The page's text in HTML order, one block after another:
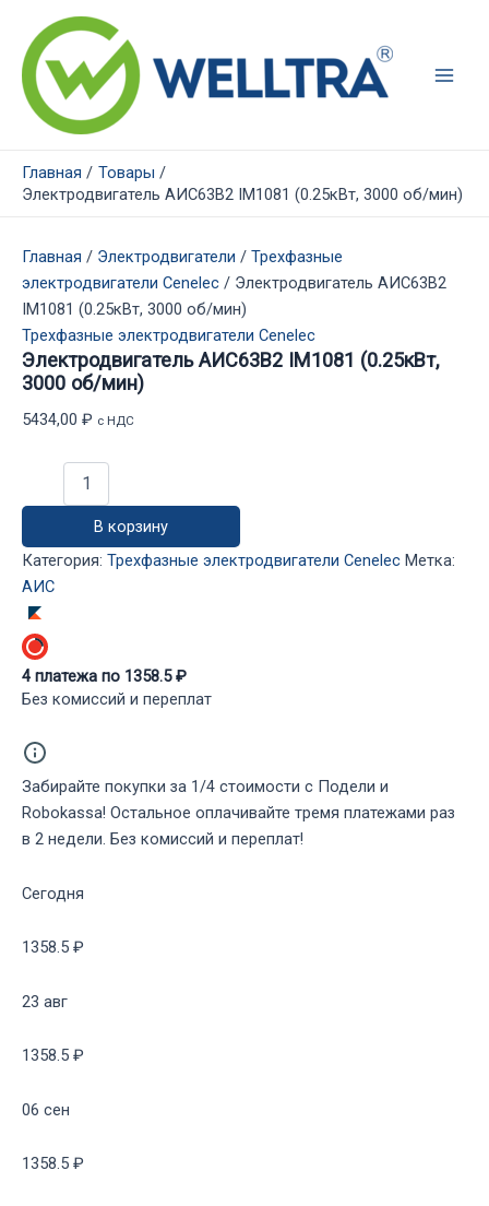
содержимому
Главная
Товары
Электродвигатель АИС63В2 IM1081 (0.25кВт, 3000 об/мин)
Главная / Электродвигатели / Трехфазные
электродвигатели Cenelec / Электродвигатель АИС63В2
IM1081 (0.25кВт, 3000 об/мин)
Трехфазные электродвигатели Cenelec
Электродвигатель АИС63В2 IM1081 (0.25кВт,
3000 об/мин)
5434,00 ₽ с НДС
Электродвигатель
IM1081
(0.25кВт,
3000
об/
мин)
В корзину
Категория: Трехфазные электродвигатели Cenelec Метка:
АИС
4 платежа по 1358.5₽
Без комиссий и переплат
Забирайте покупки за 1/4 стоимости с Подели и
Robokassa! Остальное оплачивайте тремя платежами раз
в 2 недели. Без комиссий и переплат!
Сегодня
1358.5 ₽
23 авг
1358.5 ₽
06 сен
1358.5 ₽